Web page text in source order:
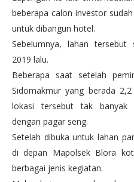
beberapa calon investor
untuk dibangun hotel.
Sebelumnya, lahan
2019 lalu.
Beberapa saat setelah
Sidomakmur yang berada
lokasi tersebut tak banyak
dengan pagar seng.
Setelah dibuka untuk lahan
di depan Mapolsek Blora
berbagai jenis kegiatan.